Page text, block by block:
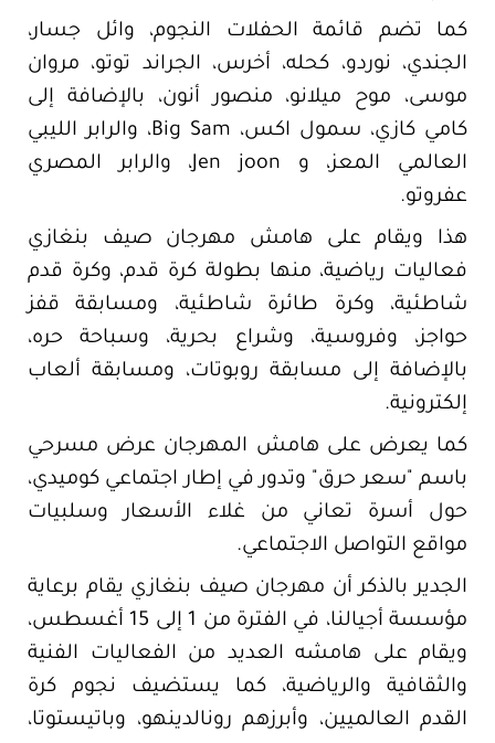
كما تضم قائمة الحفلات النجوم، وائل جسار،
الجندي، نوردو، كحله، أخرس، الجراند توتو، مروان
موسى، موح ميلانو، منصور أنون، بالإضافة إلى
كامي كازي، سمول اكس، Big Sam، والرابر الليبي
العالمي المعز، و Jen joon، والرابر المصري
عفروتو.
هذا ويقام على هامش مهرجان صيف بنغازي
فعاليات رياضية، منها بطولة كرة قدم، وكرة قدم
شاطئية، وكرة طائرة شاطئية، ومسابقة قفز
حواجز، وفروسية، وشراع بحرية، وسباحة حره،
بالإضافة إلى مسابقة روبوتات، ومسابقة ألعاب
إلكترونية.
كما يعرض على هامش المهرجان عرض مسرحي
باسم "سعر حرق" وتدور في إطار اجتماعي كوميدي،
حول أسرة تعاني من غلاء الأسعار وسلبيات
مواقع التواصل الاجتماعي.
الجدير بالذكر أن مهرجان صيف بنغازي يقام برعاية
مؤسسة أجيالنا، في الفترة من 1 إلى 15 أغسطس،
ويقام على هامشه العديد من الفعاليات الفنية
والثقافية والرياضية، كما يستضيف نجوم كرة
القدم العالميين، وأبرزهم رونالدينهو، وباتيستوتا،